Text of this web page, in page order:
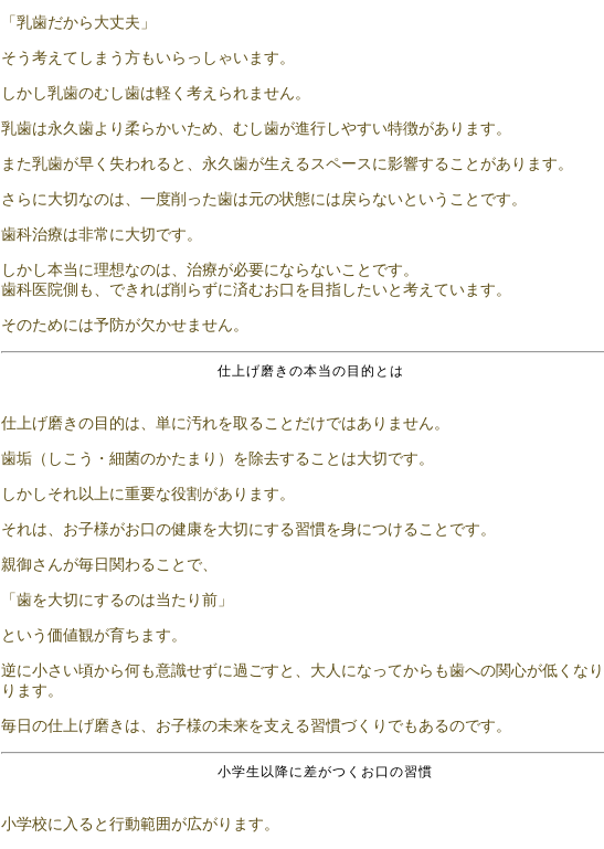
「乳歯だから大丈夫」
そう考えてしまう方もいらっしゃいます。
しかし乳歯のむし歯は軽く考えられません。
乳歯は永久歯より柔らかいため、むし歯が進行しやすい特徴があります。
また乳歯が早く失われると、永久歯が生えるスペースに影響することがあります。
さらに大切なのは、一度削った歯は元の状態には戻らないということです。
歯科治療は非常に大切です。
しかし本当に理想なのは、治療が必要にならないことです。
歯科医院側も、できれば削らずに済むお口を目指したいと考えています。
そのためには予防が欠かせません。
仕上げ磨きの本当の目的とは
仕上げ磨きの目的は、単に汚れを取ることだけではありません。
歯垢（しこう・細菌のかたまり）を除去することは大切です。
しかしそれ以上に重要な役割があります。
それは、お子様がお口の健康を大切にする習慣を身につけることです。
親御さんが毎日関わることで、
「歯を大切にするのは当たり前」
という価値観が育ちます。
逆に小さい頃から何も意識せずに過ごすと、大人になってからも歯への関心が低くな
ります。
毎日の仕上げ磨きは、お子様の未来を支える習慣づくりでもあるのです。
小学生以降に差がつくお口の習慣
小学校に入ると行動範囲が広がります。